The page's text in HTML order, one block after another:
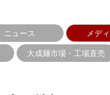
ニュース メデ
大成麺市場・工場直売